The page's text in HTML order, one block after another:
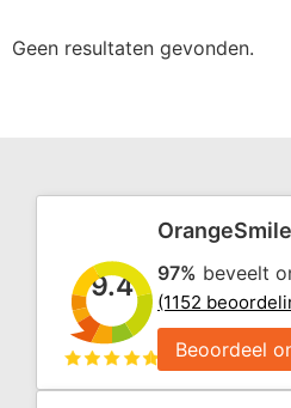
Geen resultaten gevonden.
9.4
OrangeSmile
97% beveelt
(1152
Beoordeel